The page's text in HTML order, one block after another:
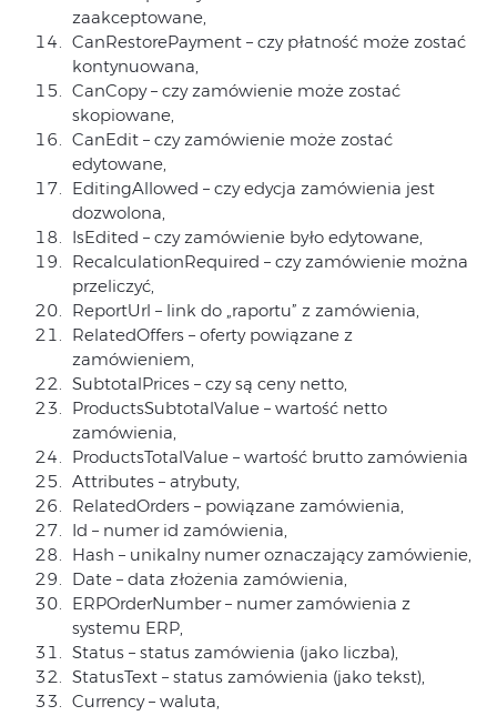
zaakceptowane,
CanRestorePayment – czy płatność może zostać
kontynuowana,
CanCopy – czy zamówienie może zostać
skopiowane,
CanEdit – czy zamówienie może zostać
edytowane,
EditingAllowed – czy edycja zamówienia jest
dozwolona,
IsEdited – czy zamówienie było edytowane,
RecalculationRequired – czy zamówienie można
przeliczyć,
ReportUrl – link do „raportu” z zamówienia,
RelatedOffers – oferty powiązane z
zamówieniem,
SubtotalPrices – czy są ceny netto,
ProductsSubtotalValue – wartość netto
zamówienia,
ProductsTotalValue – wartość brutto zamówienia
Attributes – atrybuty,
RelatedOrders – powiązane zamówienia,
Id – numer id zamówienia,
Hash – unikalny numer oznaczający zamówienie,
Date – data złożenia zamówienia,
ERPOrderNumber – numer zamówienia z
systemu ERP,
Status – status zamówienia (jako liczba),
StatusText – status zamówienia (jako tekst),
Currency – waluta,